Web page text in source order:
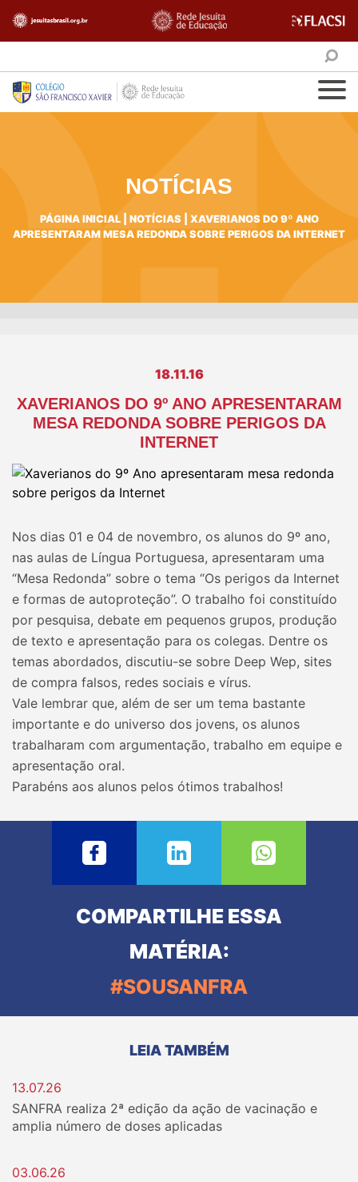
NOTÍCIAS
PÁGINA INICIAL| NOTÍCIAS
XAVERIANOS DO 9º ANO
APRESENTARAM MESA REDONDA SOBRE PERIGOS DA INTERNET
18.11.16
XAVERIANOS DO 9º ANO APRESENTARAM
MESA REDONDA SOBRE PERIGOS DA
INTERNET
Nos dias 01 e 04 de novembro, os alunos do 9º ano,
nas aulas de Língua Portuguesa, apresentaram uma
“Mesa Redonda” sobre o tema “Os perigos da Internet
e formas de autoproteção”. O trabalho foi constituído
por pesquisa, debate em pequenos grupos, produção
de texto e apresentação para os colegas. Dentre os
temas abordados, discutiu-se sobre Deep Wep, sites
de compra falsos, redes sociais e vírus.
Vale lembrar que, além de ser um tema bastante
importante e do universo dos jovens, os alunos
trabalharam com argumentação, trabalho em equipe e
apresentação oral.
Parabéns aos alunos pelos ótimos trabalhos!
COMPARTILHE ESSA
MATÉRIA:
#SOUSANFRA
LEIA TAMBÉM
13.07.26
SANFRA realiza 2ª edição da ação de vacinação e
amplia número de doses aplicadas
03.06.26